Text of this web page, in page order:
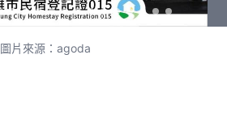
圖片來源：agoda